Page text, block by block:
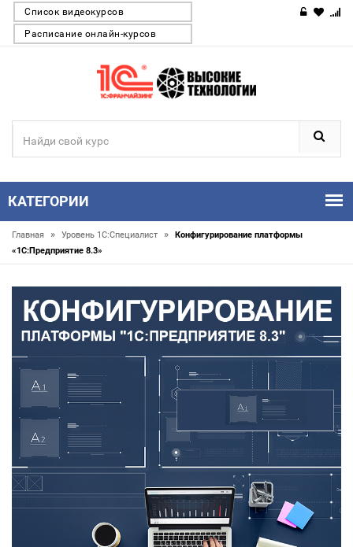
Список видеокурсов
Расписание онлайн-курсов
КАТЕГОРИИ
Главная » Уровень 1С:Специалист »
Конфигурирование платформы
«1С:Предприятие 8.3»